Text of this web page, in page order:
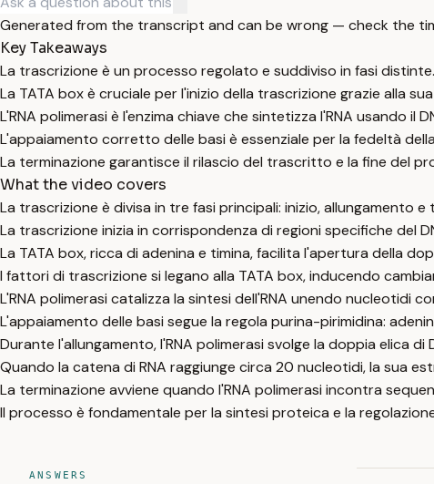
Generated from the transcript and can be wrong — check the
Key Takeaways
La trascrizione è un processo regolato e suddiviso in fasi distinte.
La TATA box è cruciale per l'inizio della trascrizione grazie alla
L'RNA polimerasi è l'enzima chiave che sintetizza l'RNA usando il
L'appaiamento corretto delle basi è essenziale per la fedeltà
La terminazione garantisce il rilascio del trascritto e la fine del
What the video covers
La trascrizione è divisa in tre fasi principali: inizio, allungamento e
La trascrizione inizia in corrispondenza di regioni specifiche del
La TATA box, ricca di adenina e timina, facilita l'apertura della
I fattori di trascrizione si legano alla TATA box, inducendo
L'RNA polimerasi catalizza la sintesi dell'RNA unendo nucleotidi
L'appaiamento delle basi segue la regola purina-pirimidina:
Durante l'allungamento, l'RNA polimerasi svolge la doppia elica di
Quando la catena di RNA raggiunge circa 20 nucleotidi, la sua
La terminazione avviene quando l'RNA polimerasi incontra
Il processo è fondamentale per la sintesi proteica e la
ANSWERS